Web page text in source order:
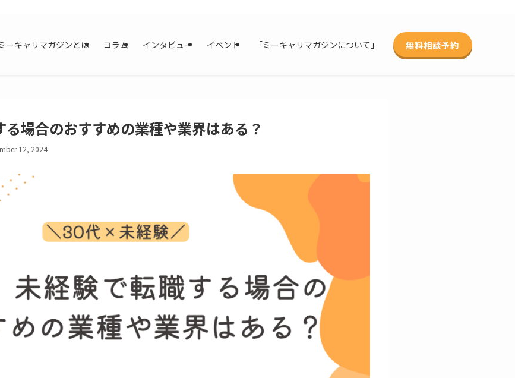
ーキャリマガジンとは コラム インタビュー イベント 「ミーキャリマガジンについて」 無料相談予約
場合のおすすめの業種や業界はある？
12, 2024